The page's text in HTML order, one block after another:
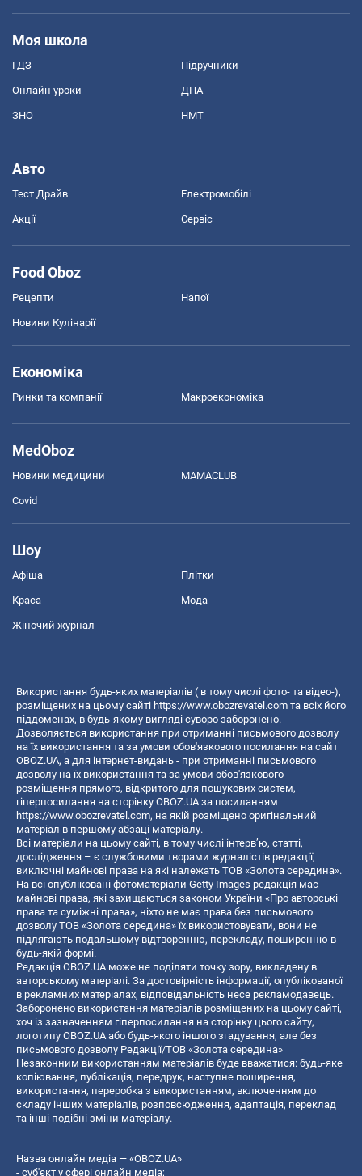
Моя школа
ГДЗ Підручники
Онлайн уроки ДПА
ЗНО НМТ
Авто
Тест Драйв Електромобілі
Акції Сервіс
Food Oboz
Рецепти Напої
Новини Кулінарії
Економіка
Ринки та компанії Макроекономіка
MedOboz
Новини медицини MAMACLUB
Covid
Шоу
Афіша Плітки
Краса Мода
Жіночий журнал
Використання будь-яких матеріалів ( в тому числі фото- та відео-),
розміщених на цьому сайті https://www.obozrevatel.com та всіх його
піддоменах, в будь-якому вигляді суворо заборонено.
Дозволяється використання при отриманні письмового дозволу
на їх використання та за умови обов'язкового посилання на сайт
OBOZ.UA, а для інтернет-видань - при отриманні письмового
дозволу на їх використання та за умови обов'язкового
розміщення прямого, відкритого для пошукових систем,
гіперпосилання на сторінку OBOZ.UA за посиланням
https://www.obozrevatel.com, на якій розміщено оригінальний
матеріал в першому абзаці матеріалу.
Всі матеріали на цьому сайті, в тому числі інтерв’ю, статті,
дослідження – є службовими творами журналістів редакції,
виключні майнові права на які належать ТОВ «Золота середина».
На всі опубліковані фотоматеріали Getty Images редакція має
майнові права, які захищаються законом України «Про авторські
права та суміжні права», ніхто не має права без письмового
дозволу ТОВ «Золота середина» їх використовувати, вони не
підлягають подальшому відтворенню, перекладу, поширенню в
будь-якій формі.
Редакція OBOZ.UA може не поділяти точку зору, викладену в
авторському матеріалі. За достовірність інформації, опублікованої
в рекламних матеріалах, відповідальність несе рекламодавець.
Заборонено використання матеріалів розміщених на цьому сайті,
хоч із зазначенням гіперпосилання на сторінку цього сайту,
логотипу OBOZ.UA або будь-якого іншого згадування, але без
письмового дозволу Редакції/ТОВ «Золота середина»
Незаконним використанням матеріалів буде вважатися: будь-яке
копiювання, публiкацiя, передрук, наступне поширення,
використання, переробка з використанням, включенням до
складу інших матеріалів, розповсюдження, адаптація, переклад
та інші подібні зміни матеріалу.
Назва онлайн медіа — «OBOZ.UA»
- суб'єкт у сфері онлайн медіа;